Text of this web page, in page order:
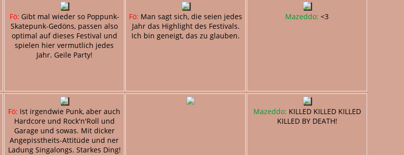
Fö: Gibt mal wieder so Poppunk-
Skatepunk-Gedöns, passen also
optimal auf dieses Festival und
spielen hier vermutlich jedes
Jahr. Geile Party!
Fö: Man sagt sich, die seien jedes
Jahr das Highlight des Festivals.
Ich bin geneigt, das zu glauben.
Mazeddo: <3
Fö: Ist irgendwie Punk, aber auch
Hardcore und Rock'n'Roll und
Garage und sowas. Mit dicker
Angepisstheits-Attitüde und ner
Ladung Singalongs. Starkes Ding!
Mazeddo: KILLED KILLED KILLED
KILLED BY DEATH!